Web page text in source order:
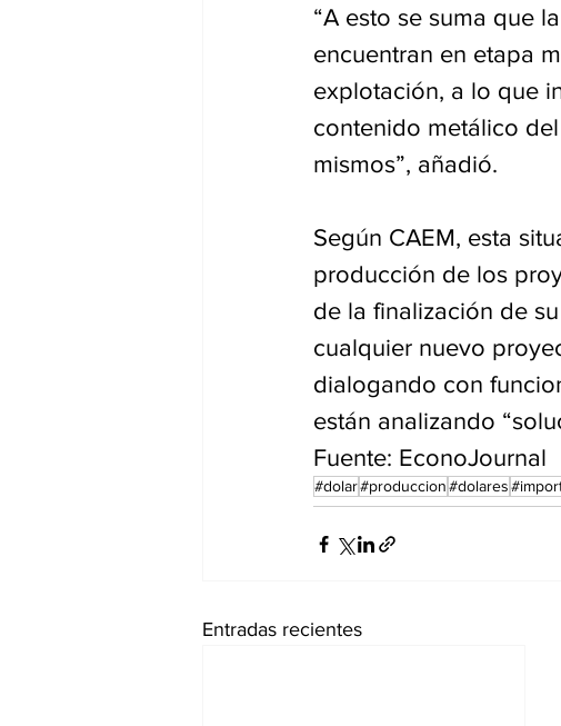
“A esto se suma que
encuentran en etapa
explotación, a lo que
contenido metálico
mismos”, añadió.
Según CAEM, esta
producción de los
de la finalización de
cualquier nuevo
dialogando con
están analizando
Fuente: EconoJournal
#dolar#produccion#dolares
Entradas recientes